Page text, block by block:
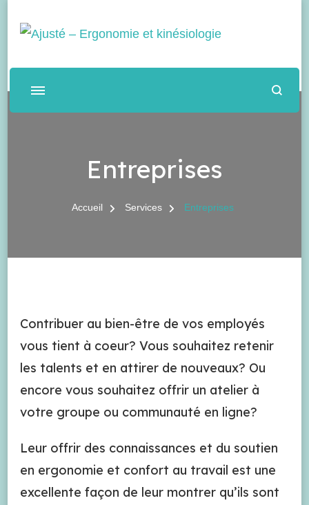
Services d'accompagnement en ergonomie de bureau
Entreprises
Accueil Services Entreprises
Contribuer au bien-être de vos employés
vous tient à coeur? Vous souhaitez retenir
les talents et en attirer de nouveaux? Ou
encore vous souhaitez offrir un atelier à
votre groupe ou communauté en ligne?
Leur offrir des connaissances et du soutien
en ergonomie et confort au travail est une
excellente façon de leur montrer qu’ils sont